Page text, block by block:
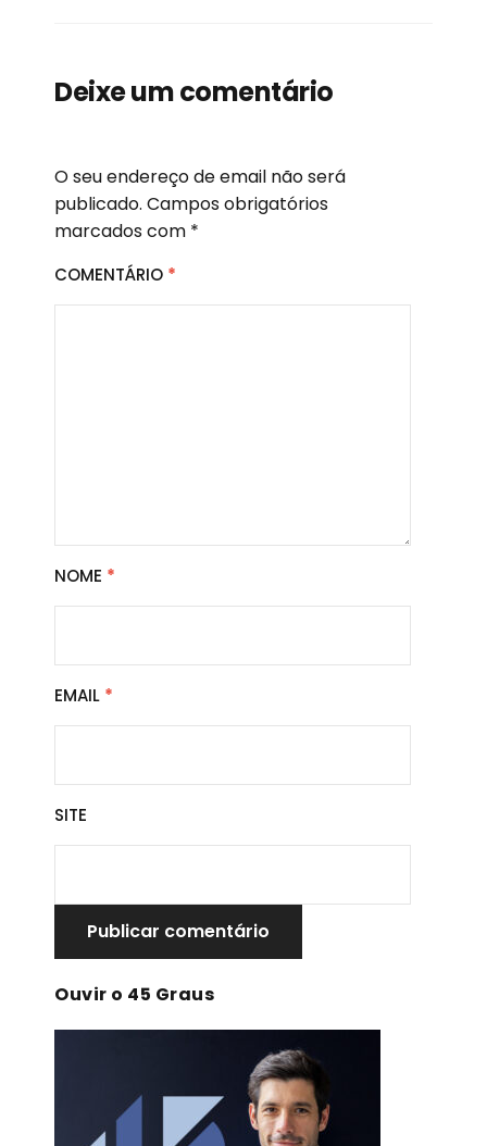
Deixe um comentário
O seu endereço de email não será
publicado. Campos obrigatórios
marcados com *
COMENTÁRIO *
NOME *
EMAIL *
SITE
Ouvir o 45 Graus